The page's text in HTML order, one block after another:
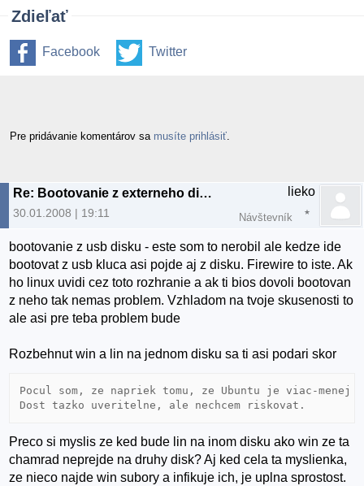
Zdieľať
Facebook Twitter
Pre pridávanie komentárov sa musíte prihlásiť
Re: Bootovanie z externeho disku FireWire
30.01.2008 | 19:11
lieko
Návštevník
bootovanie z usb disku - este som to nerobil ale kedze ide
bootovat z usb kluca asi pojde aj z disku. Firewire to iste. Ak
ho linux uvidi cez toto rozhranie a ak ti bios dovoli bootovan
z neho tak nemas problem. Vzhladom na tvoje skusenosti to
ale asi pre teba problem bude
Rozbehnut win a lin na jednom disku sa ti asi podari skor
Pocul som, ze napriek tomu, ze Ubuntu je viac-
Preco si myslis ze ked bude lin na inom disku ako win ze ta
chamrad neprejde na druhy disk? Aj ked cela ta myslienka,
ze nieco najde win subory a infikuje ich, je uplna sprostost.